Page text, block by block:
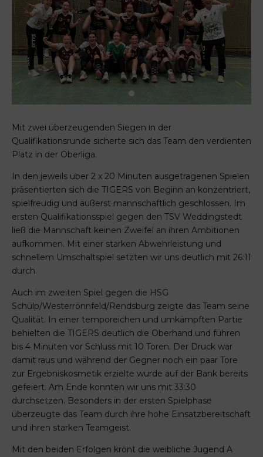
Mit zwei überzeugenden Siegen in der
Qualifikationsrunde sicherte sich das Team den verdienten
Platz in der Oberliga.
In den jeweils über 2 x 20 Minuten ausgetragenen Spielen
präsentierten sich die TIGERS von Beginn an konzentriert,
spielfreudig und äußerst mannschaftlich geschlossen. Im
ersten Qualifikationsspiel gegen den TSV Weddingstedt
ließ die Mannschaft keinen Zweifel an ihren Ambitionen
aufkommen. Mit einer starken Abwehrleistung und
schnellem Umschaltspiel setzten wir uns deutlich mit 26:11
durch.
Auch im zweiten Spiel gegen die HSG
Schülp/Westerrönnfeld/Rendsburg zeigte das Team seine
Qualität. In einer temporeichen und umkämpften Partie
behielten die TIGERS deutlich die Oberhand und führen
bis 4 Minuten vor Schluss mit 10 Toren. Der Druck war
damit raus und während der Gegner noch ein paar Tore
zur Ergebniskosmetik erzielte wurde auf der Bank bereits
gefeiert. Am Ende konnten wir uns mit 33:30
durchsetzen. Besonders in der ersten Spielphase
überzeugte das Team durch ihre hohe Einsatzbereitschaft
und ihren starken Teamgeist.
Mit den beiden Erfolgen krönt die weibliche Jugend A